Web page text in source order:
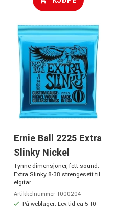
Ernie Ball 2225 Extra
Slinky Nickel
Tynne dimensjoner, fett sound.
Extra Slinky 8-38 strengesett til
elgitar
Artikkelnummer 1000204
På weblager. Lev.tid ca 5-10